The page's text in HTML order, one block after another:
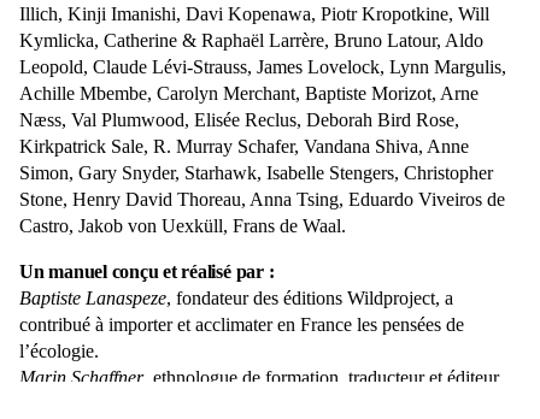
Illich, Kinji Imanishi, Davi Kopenawa, Piotr Kropotkine, Will
Kymlicka, Catherine & Raphaël Larrère, Bruno Latour, Aldo
Leopold, Claude Lévi-Strauss, James Lovelock, Lynn Margulis,
Achille Mbembe, Carolyn Merchant, Baptiste Morizot, Arne
Næss, Val Plumwood, Elisée Reclus, Deborah Bird Rose,
Kirkpatrick Sale, R. Murray Schafer, Vandana Shiva, Anne
Simon, Gary Snyder, Starhawk, Isabelle Stengers, Christopher
Stone, Henry David Thoreau, Anna Tsing, Eduardo Viveiros de
Castro, Jakob von Uexküll, Frans de Waal.
Un manuel conçu et réalisé par :
Baptiste Lanaspeze, fondateur des éditions Wildproject, a
contribué à importer et acclimater en France les pensées de
l’écologie.
Marin Schaffner, ethnologue de formation, traducteur et éditeur